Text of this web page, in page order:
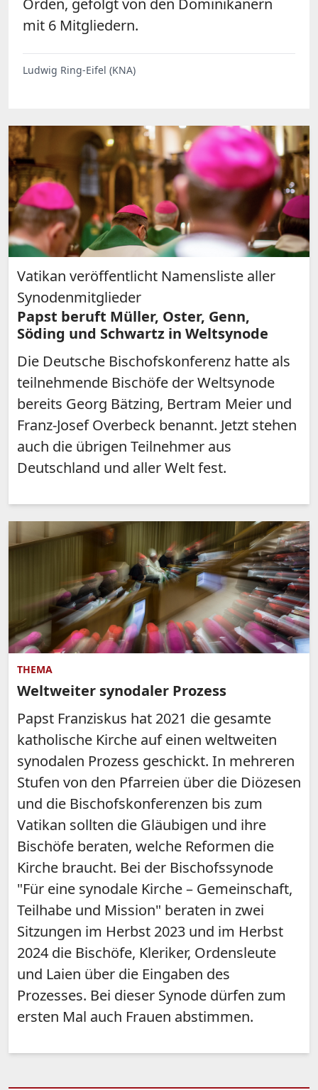
mit 6 Mitgliedern.
Ludwig Ring-Eifel (KNA)
Vatikan veröffentlicht Namensliste aller
Synodenmitglieder
Papst beruft Müller, Oster, Genn,
Söding und Schwartz in Weltsynode
Die Deutsche Bischofskonferenz hatte als
teilnehmende Bischöfe der Weltsynode
bereits Georg Bätzing, Bertram Meier und
Franz-Josef Overbeck benannt. Jetzt stehen
auch die übrigen Teilnehmer aus
Deutschland und aller Welt fest.
THEMA
Weltweiter synodaler Prozess
Papst Franziskus hat 2021 die gesamte
katholische Kirche auf einen weltweiten
synodalen Prozess geschickt. In mehreren
Stufen von den Pfarreien über die Diözesen
und die Bischofskonferenzen bis zum
Vatikan sollten die Gläubigen und ihre
Bischöfe beraten, welche Reformen die
Kirche braucht. Bei der Bischofssynode
"Für eine synodale Kirche – Gemeinschaft,
Teilhabe und Mission" beraten in zwei
Sitzungen im Herbst 2023 und im Herbst
2024 die Bischöfe, Kleriker, Ordensleute
und Laien über die Eingaben des
Prozesses. Bei dieser Synode dürfen zum
ersten Mal auch Frauen abstimmen.